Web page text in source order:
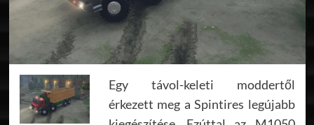
Egy távol-keleti moddertől
érkezett meg a Spintires legújabb